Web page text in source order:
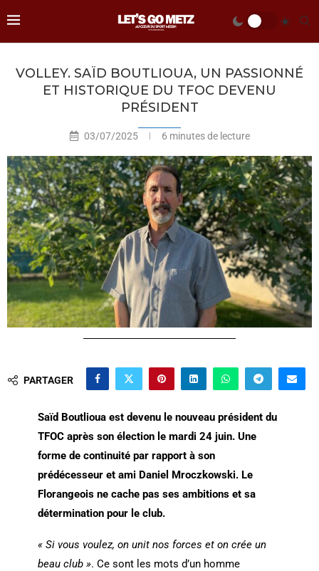
VOLLEY. SAÏD BOUTLIOUA, UN PASSIONNÉ
ET HISTORIQUE DU TFOC DEVENU
PRÉSIDENT
03/07/2025 6 minutes de lecture
PARTAGER
Saïd Boutlioua est devenu le nouveau président du
TFOC après son élection le mardi 24 juin. Une
forme de continuité par rapport à son
prédécesseur et ami Daniel Mroczkowski. Le
Florangeois ne cache pas ses ambitions et sa
détermination pour le club.
« Si vous voulez, on unit nos forces et on crée un
beau club ». Ce sont les mots d’un homme